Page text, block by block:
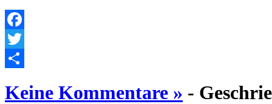
Facebook
Twitter
Keine Kommentare » -